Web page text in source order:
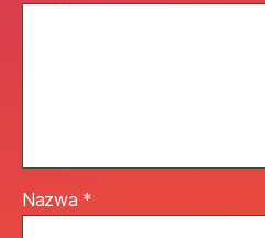
Nazwa *